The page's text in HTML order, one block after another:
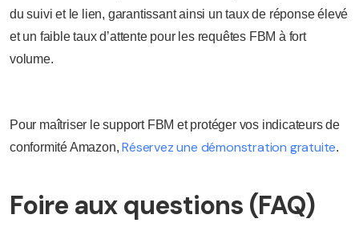
du suivi et le lien, garantissant ainsi un taux de réponse élevé
et un faible taux d’attente pour les requêtes FBM à fort
volume.
Pour maîtriser le support FBM et protéger vos indicateurs de
conformité Amazon, Réservez une démonstration gratuite.
Foire aux questions (FAQ)